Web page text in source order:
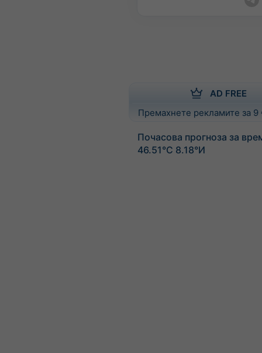
AD FREE
Премахнете рекламите за
Почасова прогноза за
46.51°С 8.18°И